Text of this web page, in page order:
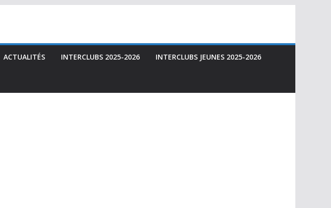
ACTUALITÉS INTERCLUBS 2025-2026 INTERCLUBS JEUNES 2025-2026